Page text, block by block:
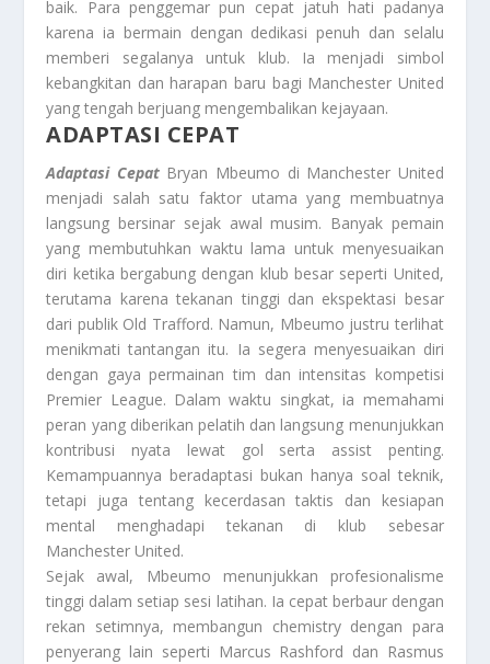
baik. Para penggemar pun cepat jatuh hati padanya
karena ia bermain dengan dedikasi penuh dan selalu
memberi segalanya untuk klub. Ia menjadi simbol
kebangkitan dan harapan baru bagi Manchester United
yang tengah berjuang mengembalikan kejayaan.
ADAPTASI CEPAT
Adaptasi CepatBryan Mbeumo di Manchester United
menjadi salah satu faktor utama yang membuatnya
langsung bersinar sejak awal musim. Banyak pemain
yang membutuhkan waktu lama untuk menyesuaikan
diri ketika bergabung dengan klub besar seperti United,
terutama karena tekanan tinggi dan ekspektasi besar
dari publik Old Trafford. Namun, Mbeumo justru terlihat
menikmati tantangan itu. Ia segera menyesuaikan diri
dengan gaya permainan tim dan intensitas kompetisi
Premier League. Dalam waktu singkat, ia memahami
peran yang diberikan pelatih dan langsung menunjukkan
kontribusi nyata lewat gol serta assist penting.
Kemampuannya beradaptasi bukan hanya soal teknik,
tetapi juga tentang kecerdasan taktis dan kesiapan
mental menghadapi tekanan di klub sebesar
Manchester United.
Sejak awal, Mbeumo menunjukkan profesionalisme
tinggi dalam setiap sesi latihan. Ia cepat berbaur dengan
rekan setimnya, membangun chemistry dengan para
penyerang lain seperti Marcus Rashford dan Rasmus